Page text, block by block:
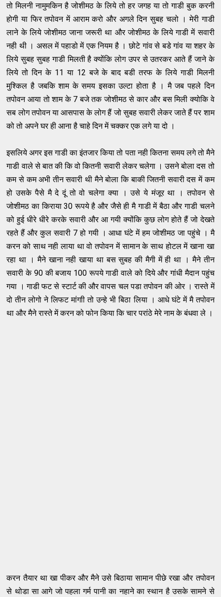
तो मिलनी नामुमकिन है जोशीमठ के लिये तो हर जगह या तो गाडी बुक करनी
होगी या फिर तपोवन में आराम करो और अगले दिन सुबह चलो । मेरी गाडी
लाने के लिये जोशीमठ जाना जरूरी था और जोशीमठ के लिये गाडी में सवारी
नही थी । असल में पहाडो में एक नियम है । छोटे गांव से बडे गांव या शहर के
लिये सुबह सुबह गाडी मिलती है क्योंकि लोग उपर से उतरकर आते हैं जाने के
लिये तो दिन के 11 या 12 बजे के ​बाद बडी तरफ के लिये गाडी मिलनी
मुश्किल है जबकि शाम के समय इसका उल्टा होता है । मै जब पहले दिन
तपोवन आया तो शाम के 7 बजे तक जोशीमठ से कार और बस मिली क्योकि वे
सब लोग तपोवन या आसपास के लोग हैं जो सुबह सवारी लेकर जाते हैं पर शाम
को तो अपने घर ही आना है चाहे दिन में चक्कर एक लगे या दो ।
इसलिये अगर इस गाडी का इंतजार किया तो पता नही कितना समय लगे तो मैने
गाडी वाले से बात की कि वो कितनी सवारी लेकर चलेगा । उसने बोला दस तो
कम से कम अभी तीन सवारी थी मैने बोला कि बाकी जितनी सवारी दस में कम
हो उसके पैसे मै दे दूं तो वो चलेगा क्या । उसे ये मंजूर था । तपोवन से
जोशीमठ का किराया 30 रूपये है और जैसे ही मै गाडी में बैठा और गाडी चलने
को हुई धीरे धीरे करके सवारी और आ गयी क्योंकि कुछ लोग होते हैं जो देखते
रहते हैं और कुल सवारी 7 हो गयी । आधा घंटे में हम जोशीमठ जा पहुंचे । मै
करन को साथ नही लाया था वो तपोवन में सामान के साथ होटल में खाना खा
रहा था । मैने खाना नही खाया था बस सुबह की मैगी में ही था । मैने तीन
सवारी के 90 की बजाय 100 रूपये गाडी वाले को दिये और गांधी मैदान पहुंच
गया । गाडी फट से स्टार्ट की और वापस चल पडा तपोवन की ओर । रास्ते में
दो तीन लोगो ने लिफट मांगाी तो उन्हे भी बिठा लिया । आधे घंटे में मै तपोवन
था और मैने रास्ते में करन को फोन किया कि चार परांठे मेरे नाम के बंधवा ले ।
करन तैयार था खा पीकर और मैने उसे बिठाया सामान पीछे रखा और तपोवन
से थोडा सा आगे जो पहला गर्म पानी का नहाने का स्थान है उसके सामने से